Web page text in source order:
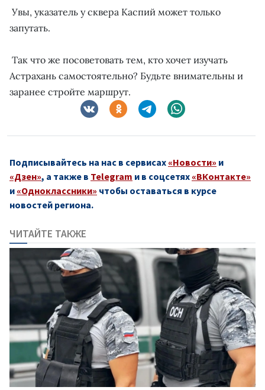
Увы, указатель у сквера Каспий может только
запутать.
Так что же посоветовать тем, кто хочет изучать
Астрахань самостоятельно? Будьте внимательны и
заранее стройте маршрут.
Подписывайтесь на нас в сервисах «Новости» и
«Дзен», а также в Telegram и в соцсетях «ВКонтакте»
и «Одноклассники» чтобы оставаться в курсе
новостей региона.
ЧИТАЙТЕ ТАКЖЕ